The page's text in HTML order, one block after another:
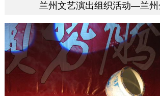
兰州文艺演出组织活动—兰州